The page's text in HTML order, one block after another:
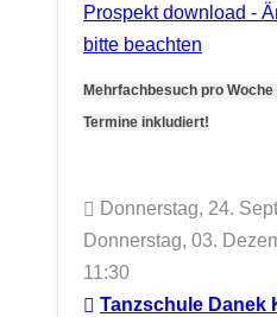
Prospekt download -
bitte beachten
Mehrfachbesuch pro
Termine inkludiert!
Donnerstag, 24.
Donnerstag, 03.
11:30
Tanzschule Danek